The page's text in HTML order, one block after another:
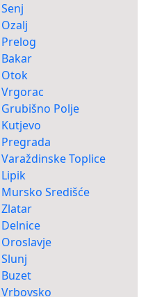
Polje
Toplice
Središće